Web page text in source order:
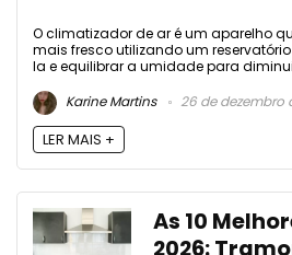
O climatizador de ar é um aparelho
mais fresco utilizando um
la e equilibrar a umidade para
Karine Martins
26 de dezembro
LER MAIS +
As 10